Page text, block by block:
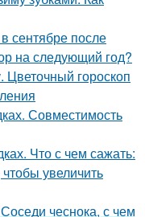
сентябре после
на следующий год?
Цветочный гороскоп
Совместимость
Что с чем сажать:
увеличить
чеснока, с чем